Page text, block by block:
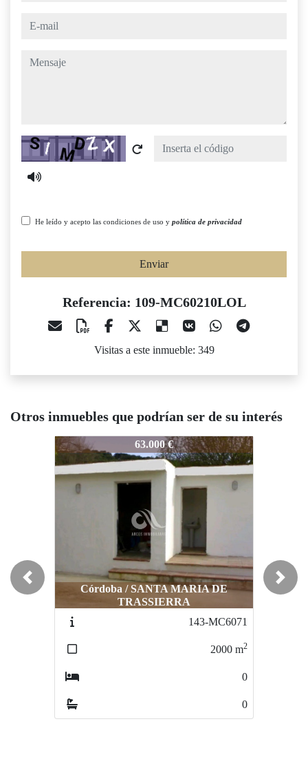
e-mail
mensaje
Captcha
He leído y acepto las condiciones de uso y política de privacidad
Enviar
Referencia: 109-MC60210LOL
Visitas a este inmueble: 349
Otros inmuebles que podrían ser de su interés
109-MC60210LOL63.000 €
Córdoba / SANTA MARIA DE
TRASSIERRA
143-MC6071
2
109-MC60210LOL
54.000 €
Córdoba / EL HIGUERON
77-MC6045
1255
Previous Next